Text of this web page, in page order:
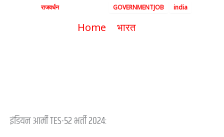
Byराजवर्धन GOVERNMENTJOB india
Home
भारत
इंडियन आर्मी TES-52 भर्ती 2024: